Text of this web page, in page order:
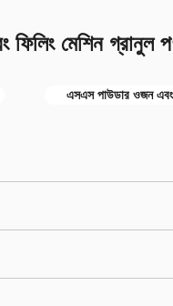
মেশিন গ্রানুল
এসএস পাউডার ওজন এবং